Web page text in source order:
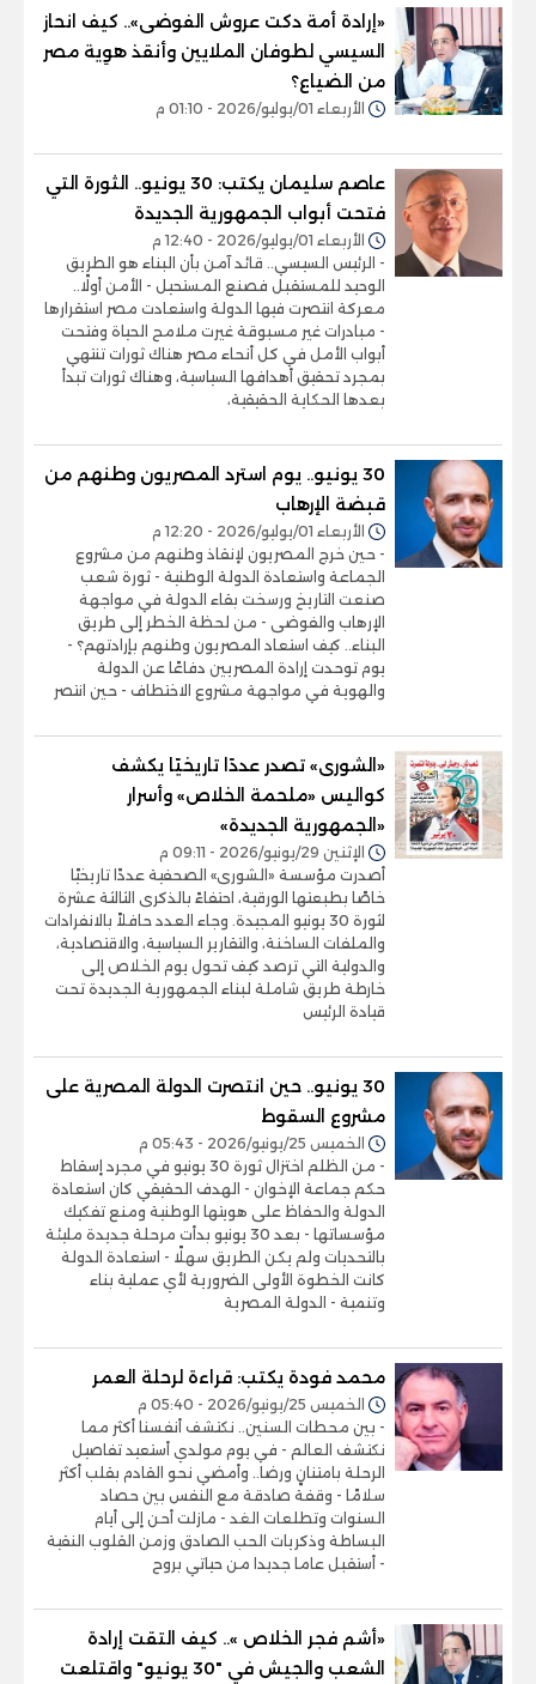
«إرادة أمة دكت عروش الفوضى».. كيف انحاز
السيسي لطوفان الملايين وأنقذ هوِية مصر
من الضياع؟
الأربعاء 01/يوليو/2026 - 01:10 م
عاصم سليمان يكتب: 30 يونيو.. الثورة التي
فتحت أبواب الجمهورية الجديدة
الأربعاء 01/يوليو/2026 - 12:40 م
- الرئيس السيسي.. قائد آمن بأن البناء هو الطريق
الوحيد للمستقبل فصنع المستحيل - الأمن أولًا..
معركة انتصرت فيها الدولة واستعادت مصر استقرارها
- مبادرات غير مسبوقة غيرت ملامح الحياة وفتحت
أبواب الأمل في كل أنحاء مصر هناك ثورات تنتهي
بمجرد تحقيق أهدافها السياسية، وهناك ثورات تبدأ
بعدها الحكاية الحقيقية،
30 يونيو.. يوم استرد المصريون وطنهم من
قبضة الإرهاب
الأربعاء 01/يوليو/2026 - 12:20 م
- حين خرج المصريون لإنقاذ وطنهم من مشروع
الجماعة واستعادة الدولة الوطنية - ثورة شعب
صنعت التاريخ ورسخت بقاء الدولة في مواجهة
الإرهاب والفوضى - من لحظة الخطر إلى طريق
البناء.. كيف استعاد المصريون وطنهم بإرادتهم؟ -
يوم توحدت إرادة المصريين دفاعًا عن الدولة
والهوية في مواجهة مشروع الاختطاف - حين انتصر
«الشورى» تصدر عددًا تاريخيًا يكشف
كواليس «ملحمة الخلاص» وأسرار
«الجمهورية الجديدة»
الإثنين 29/يونيو/2026 - 09:11 م
أصدرت مؤسسة «الشورى» الصحفية عددًا تاريخيًا
خاصًا بطبعتها الورقية، احتفاءً بالذكرى الثالثة عشرة
لثورة 30 يونيو المجيدة. وجاء العدد حافلاً بالانفرادات
والملفات الساخنة، والتقارير السياسية، والاقتصادية،
والدولية التي ترصد كيف تحول يوم الخلاص إلى
خارطة طريق شاملة لبناء الجمهورية الجديدة تحت
قيادة الرئيس
30 يونيو.. حين انتصرت الدولة المصرية على
مشروع السقوط
الخميس 25/يونيو/2026 - 05:43 م
- من الظلم اختزال ثورة 30 يونيو في مجرد إسقاط
حكم جماعة الإخوان - الهدف الحقيقي كان استعادة
الدولة والحفاظ على هويتها الوطنية ومنع تفكيك
مؤسساتها - بعد 30 يونيو بدأت مرحلة جديدة مليئة
بالتحديات ولم يكن الطريق سهلًا - استعادة الدولة
كانت الخطوة الأولى الضرورية لأي عملية بناء
وتنمية - الدولة المصرية
محمد فودة يكتب: قراءة لرحلة العمر
الخميس 25/يونيو/2026 - 05:40 م
- بين محطات السنين.. نكتشف أنفسنا أكثر مما
نكتشف العالم - في يوم مولدي أستعيد تفاصيل
الرحلة بامتنانٍ ورضا.. وأمضي نحو القادم بقلب أكثر
سلامًا - وقفة صادقة مع النفس بين حصاد
السنوات وتطلعات الغد - مازلت أحن إلى أيام
البساطة وذكريات الحب الصادق وزمن القلوب النقية
- أستقبل عاما جديدا من حياتي بروح
«أشم فجر الخلاص ».. كيف التقت إرادة
الشعب والجيش في "30 يونيو" واقتلعت